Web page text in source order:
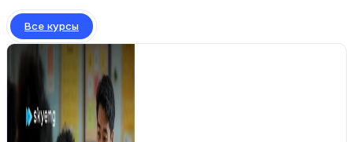
Все курсы